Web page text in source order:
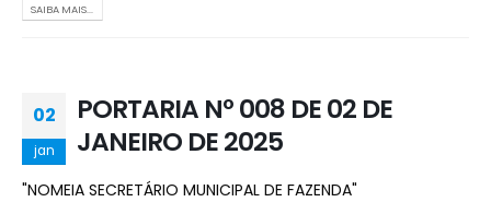
SAIBA MAIS...
02
jan
PORTARIA Nº 008 DE 02 DE
JANEIRO DE 2025
"NOMEIA SECRETÁRIO MUNICIPAL DE FAZENDA"